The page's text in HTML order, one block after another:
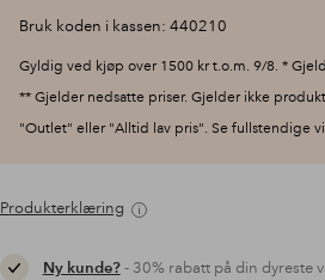
Bruk koden i kassen: 440210
Gyldig ved kjøp over 1500 kr t.o.m. 9/8. *
** Gjelder nedsatte priser. Gjelder ikke
"Outlet" eller "Alltid lav pris". Se fullstendige
Produkterklæring
Ny kunde?- 30% rabatt på din dyreste